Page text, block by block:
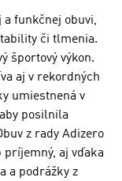
a funkčnej obuvi,
či tlmenia.
športový výkon.
aj v rekordných
umiestnená v
posilnila
z rady Adizero
príjemný, aj vďaka
a podrážky z